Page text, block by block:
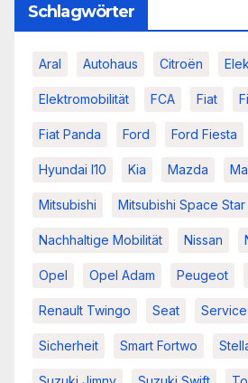
Schlagwörter
Aral Autohaus Citroën
Elektromobilität FCA Fiat
Fiat Panda Ford Ford Fiesta
Hyundai I10 Kia Mazda
Mitsubishi Mitsubishi Space Star
Nachhaltige Mobilität Nissan
Opel Opel Adam Peugeot
Renault Twingo Seat Service
Sicherheit Smart Fortwo